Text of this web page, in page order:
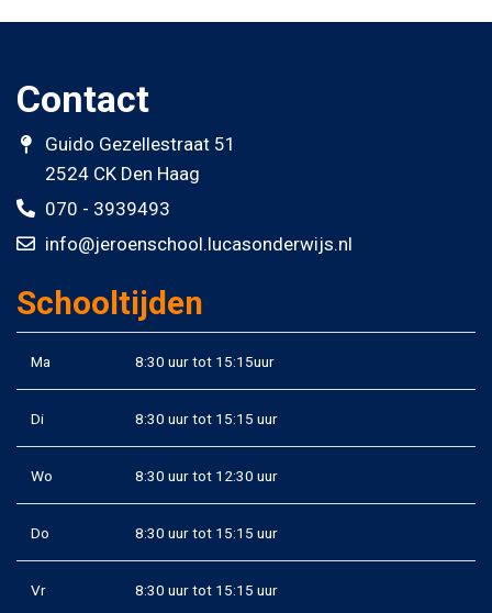
Contact
Guido Gezellestraat 51
2524 CK Den Haag
070 - 3939493
info@jeroenschool.lucasonderwijs.nl
Schooltijden
Ma 8:30 uur tot 15:15uur
Di 8:30 uur tot 15:15 uur
Wo 8:30 uur tot 12:30 uur
Do 8:30 uur tot 15:15 uur
Vr 8:30 uur tot 15:15 uur